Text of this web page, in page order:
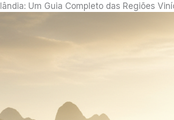
Um Guia Completo das Regiões